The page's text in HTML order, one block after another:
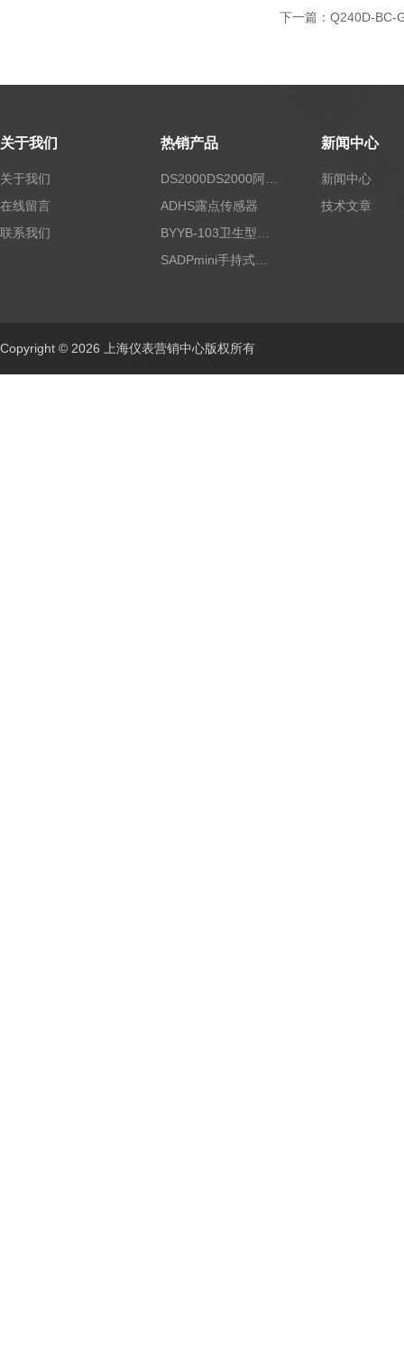
下一篇： Q240D-BC-
关于我们
关于我们
在线留言
联系我们
热销产品
ADHS露点传感器
新闻中心
新闻中心
技术文章
Copyright © 2026 上海仪表营销中心版权所有